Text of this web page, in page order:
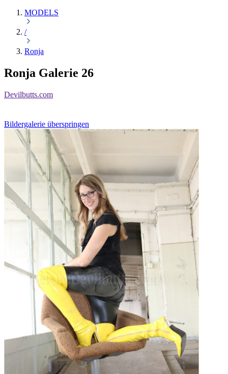
MODELS
/
Ronja
Ronja Galerie 26
Devilbutts.com
Bildergalerie überspringen